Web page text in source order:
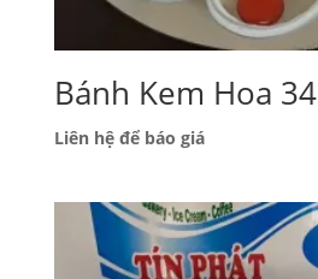
Bánh Kem Hoa 34
Liên hệ để báo giá